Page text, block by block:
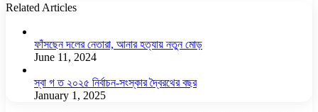
Related Articles
ফাঁসছেন দলের নেতারা, আনার হত্যায় নতুন মোড়
June 11, 2024
স্বা গ ত ২০২৫ নির্বাচন-সংস্কার দ্বৈরথের বছর
January 1, 2025